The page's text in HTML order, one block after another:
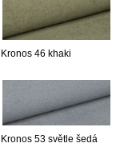
Kronos 46 khaki
Kronos 53 světle šedá